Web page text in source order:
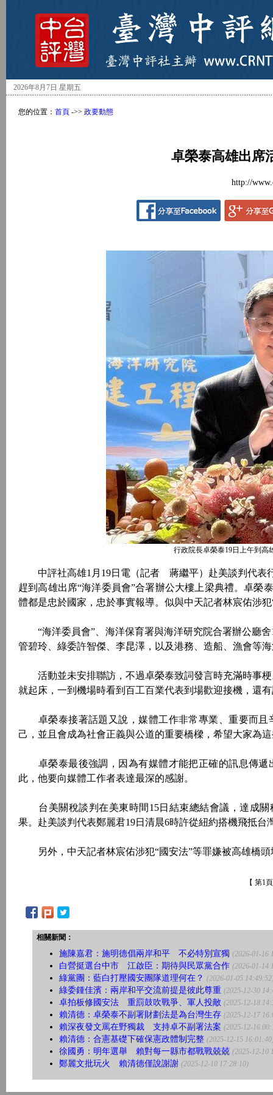
2026年8月7日 星期五
您的位置： 首頁 ->> 政要動態
卓榮泰高雄出
http://
行政院長卓榮泰19日上午到
中評社高雄1月19日電（記者 蔣繼平）赴美談判代表行
趕到高雄出席“海洋委員會”合署辦公大樓上梁典禮。卓榮
體都是忠於國家，忠於事實報導。似與中天記者林宸佑涉
“海洋委員會”、海洋保育署與海洋研究院合署辦公廳舍
管碧玲、綠委許智傑、李昆澤，以及港務、造船、漁會等
活動並未安排聯訪，不過卓榮泰致詞發言時充滿時事梗
就起床，一到機場時看到百工百業代表到場歡迎接機，還
卓榮泰接著話題又說，媒體工作非常專業、重要而且
己，並且會成為社會正義與公道的重要橋樑，希望大家為
卓榮泰最後強調，因為有媒體才能把正確的訊息傳遞
此，他要向媒體工作者表達最深的感謝。
台美關稅談判在美東時間15日結束總結會議，達成關
果。赴美談判代表鄭麗君19日清晨6時許從紐約搭機飛抵台
另外，中天記者林宸佑涉犯“國安法”等罪嫌被高雄橋頭
【 第1
相關新聞：
施陳嘉君：施明德倡兩岸和平 不必特別宣獨 (2026-01-16
白營挺選台中市 江啟臣：期待與民眾黨合作 (2026-01-14
綠黨團：藍白打壓國安團隊道理何在？ (2026-01-05
綠委鍾佳濱：兩岸和平交流前提是彼此尊重 (2025-12-30
卓拍板修國安法 重罰鼓吹戰爭、軍人投敵 (2025-12-18
賴清德：卓榮泰不副署財劃法是為台灣生存 (2025-12-17
賴深夜發文罵在野獨裁 支持卓不副署法案 (2025-12-16
賴清德：合憲基礎下確保憲政體制完整 (2025-12-15
徐國勇：明年選舉 賴對每一縣市都戰戰兢兢 (2025-12-10
鄭麗文批玩火 賴清德僅說謝謝 (2025-12-10 17:28:10)